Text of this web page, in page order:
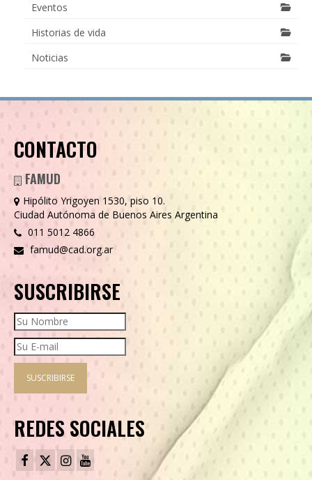
Eventos
Historias de vida
Noticias
CONTACTO
FAMUD
Hipólito Yrigoyen 1530, piso 10.
Ciudad Autónoma de Buenos Aires Argentina
011 5012 4866
famud@cad.org.ar
SUSCRIBIRSE
REDES SOCIALES